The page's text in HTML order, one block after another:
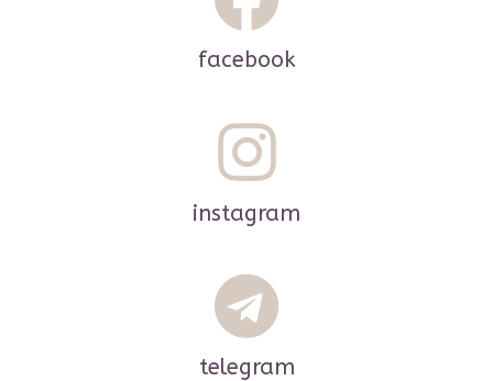
facebook
instagram
telegram